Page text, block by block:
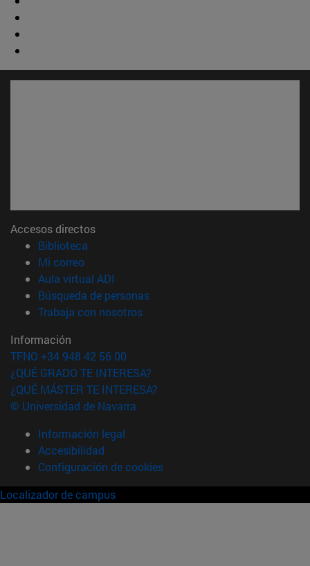
Accesos directos
Biblioteca
Mi correo(abre en nueva ventana)
Aula virtual ADI
Búsqueda de personas(abre en nueva ventana)
Trabaja con nosotros(abre en nueva ventana)
Información
TFNO +34 948 42 56 00
¿QUÉ GRADO TE INTERESA?
¿QUÉ MÁSTER TE INTERESA?
© Universidad de Navarra
Información legal
Accesibilidad
Configuración de cookies
Localizador de campus